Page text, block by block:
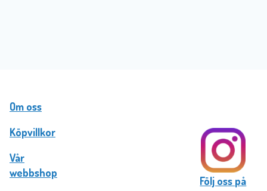
Om oss
Köpvillkor
Vår
webbshop
Följ oss på